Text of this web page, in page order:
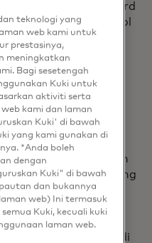
Residence di Harvard
A. Paulson School
Mastercard, Ken
senioritas di Citi,
lebih dari 25
Layanan Keuangan
dan korporasi dan
di Amerika Serikat,
Afrika. Beliau telah
eksekutif di bidang
Teknologi,
dan Inovasi.
bidang Aplikasi
of Technology di
teknologi yang
web kami untuk
prestasinya,
meningkatkan
Bagi sesetengah
Kuki untuk
aktiviti serta
kami dan laman
Kuki' di bawah
yang kami gunakan di
*Anda boleh
dengan
Kuki" di bawah
dan bukannya
web) Ini termasuk
Kuki, kecuali kuki
laman web.